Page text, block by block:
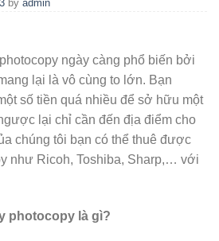
by admin
ngày càng phổ biến bởi
lại là vô cùng to lớn. Bạn
số tiền quá nhiều để sở hữu một
lại chỉ cần đến địa điểm cho
chúng tôi bạn có thể thuê được
như Ricoh, Toshiba, Sharp,… với
photocopy là gì?